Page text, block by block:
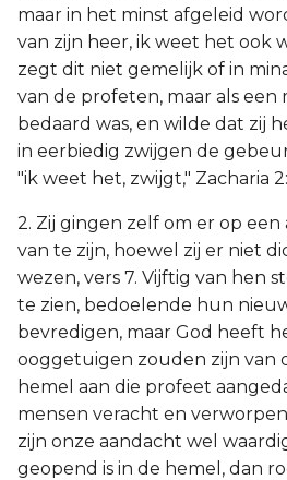
maar in het minst afgeleid
van zijn heer, ik weet het ook
zegt dit niet gemelijk of in
van de profeten, maar als een
bedaard was, en wilde dat zij
in eerbiedig zwijgen de
"ik weet het, zwijgt," Zacharia
2. Zij gingen zelf om er op
van te zijn, hoewel zij er niet
wezen, vers 7. Vijftig van hen
te zien, bedoelende hun
bevredigen, maar God heeft
ooggetuigen zouden zijn van
hemel aan die profeet
mensen veracht en
zijn onze aandacht wel
geopend is in de hemel, dan